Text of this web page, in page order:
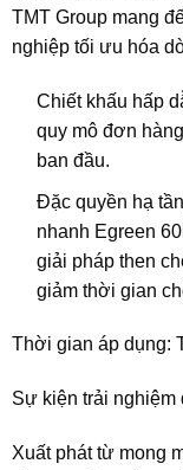
TMT Group mang
nghiệp tối ưu hóa
Chiết khấu hấp
quy mô đơn
ban đầu.
Đặc quyền hạ
nhanh Egreen
giải pháp then
giảm thời gian
Thời gian áp dụng:
Sự kiện trải nghiệm
Xuất phát từ mong